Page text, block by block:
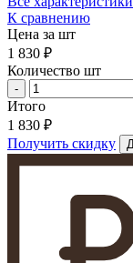
К сравнению
Цена за шт
1 830 ₽
Количество шт
-
Итого
1 830 ₽
Получить скидку